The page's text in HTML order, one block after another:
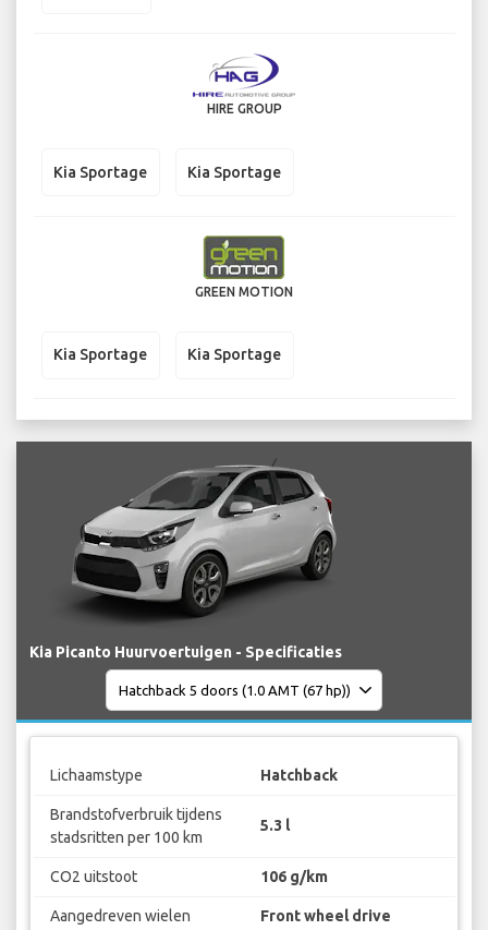
HIRE GROUP
Kia Sportage Kia Sportage
GREEN MOTION
Kia Sportage Kia Sportage
Kia Picanto Huurvoertuigen - Specificaties
Lichaamstype Hatchback
Brandstofverbruik tijdens
stadsritten per 100 km
5.3 l
CO2 uitstoot 106 g/km
Aangedreven wielen Front wheel drive